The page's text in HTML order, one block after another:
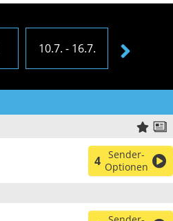
10.7. - 16.7. 17.7. -
4 Sender-
Optionen